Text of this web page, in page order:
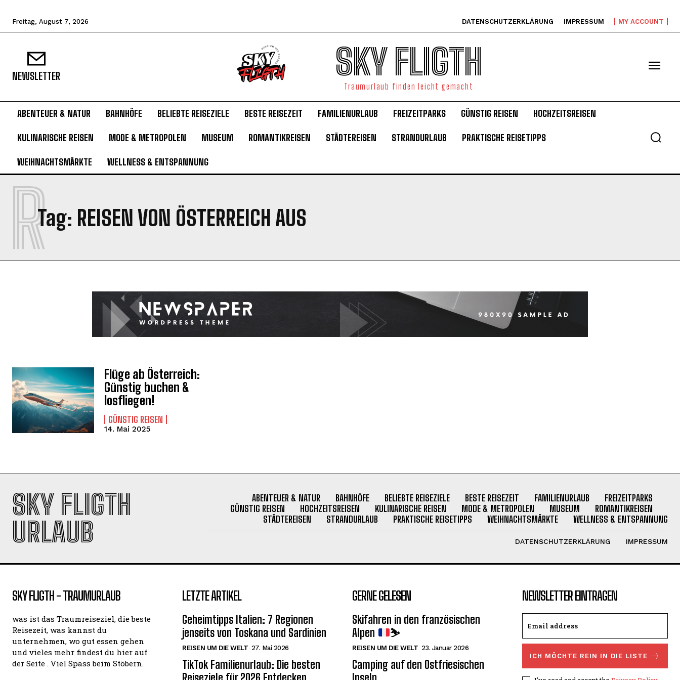
I WANT IN
Privacy Policy.
Freitag, August 7, 2026 DATENSCHUTZERKLÄRUNG IMPRESSUM MY ACCOUNT
NEWSLETTER SKY FLIGTH
Traumurlaub finden leicht gemacht
ABENTEUER & NATUR BAHNHÖFE BELIEBTE REISEZIELE BESTE REISEZEIT FAMILIENURLAUB FREIZEITPARKS GÜNSTIG REISEN HOCHZEITSREISEN
KULINARISCHE REISEN MODE & METROPOLEN MUSEUM ROMANTIKREISEN STÄDTEREISEN STRANDURLAUB PRAKTISCHE REISETIPPS
WEIHNACHTSMÄRKTE WELLNESS & ENTSPANNUNG
Tag: REISEN VON ÖSTERREICH AUS
R
Flüge ab Österreich:
Günstig buchen &
losfliegen!
GÜNSTIG REISEN
14. Mai 2025
SKY FLIGTH
URLAUB
ABENTEUER & NATUR BAHNHÖFE BELIEBTE REISEZIELE BESTE REISEZEIT FAMILIENURLAUB
FREIZEITPARKS
GÜNSTIG REISEN
HOCHZEITSREISEN KULINARISCHE REISEN MODE & METROPOLEN MUSEUM
ROMANTIKREISEN
STÄDTEREISEN
STRANDURLAUB PRAKTISCHE REISETIPPS WEIHNACHTSMÄRKTE WELLNESS & ENTSPANNUNG
DATENSCHUTZERKLÄRUNG IMPRESSUM
SKY FLIGTH - TRAUMURLAUB
was ist das Traumreiseziel, die beste
Reisezeit, was kannst du
unternehmen, wo gut essen gehen
und vieles mehr findest du hier auf
der Seite . Viel Spass beim Stöbern.
LETZTE ARTIKEL
Geheimtipps Italien: 7 Regionen
jenseits von Toskana und Sardinien
REISEN UM DIE WELT 27. Mai 2026
TikTok Familienurlaub: Die besten
GERNE GELESEN
Skifahren in den französischen
Alpen
⛷
REISEN UM DIE WELT 23. Januar 2026
Camping auf den Ostfriesischen
NEWSLETTER EINTRAGEN
ICH MÖCHTE REIN IN DIE LISTE